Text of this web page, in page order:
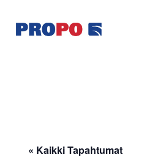
pääsisältöön
alatunnisteeseen
Ry
« Kaikki Tapahtumat